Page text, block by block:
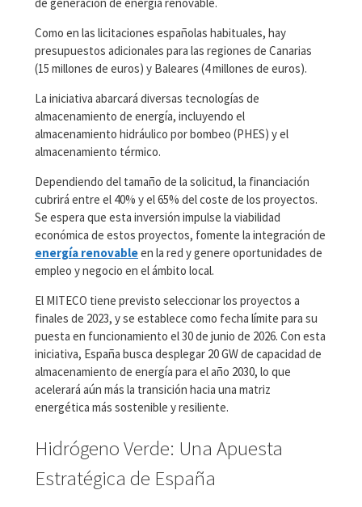
Como en las licitaciones españolas habituales, hay
presupuestos adicionales para las regiones de Canarias
(15 millones de euros) y Baleares (4 millones de euros).
La iniciativa abarcará diversas tecnologías de
almacenamiento de energía, incluyendo el
almacenamiento hidráulico por bombeo (PHES) y el
almacenamiento térmico.
Dependiendo del tamaño de la solicitud, la financiación
cubrirá entre el 40% y el 65% del coste de los proyectos.
Se espera que esta inversión impulse la viabilidad
económica de estos proyectos, fomente la integración de
energía renovableen la red y genere oportunidades de
empleo y negocio en el ámbito local.
El MITECO tiene previsto seleccionar los proyectos a
finales de 2023, y se establece como fecha límite para su
puesta en funcionamiento el 30 de junio de 2026. Con esta
iniciativa, España busca desplegar 20 GW de capacidad de
almacenamiento de energía para el año 2030, lo que
acelerará aún más la transición hacia una matriz
energética más sostenible y resiliente.
Hidrógeno Verde: Una Apuesta
Estratégica de España